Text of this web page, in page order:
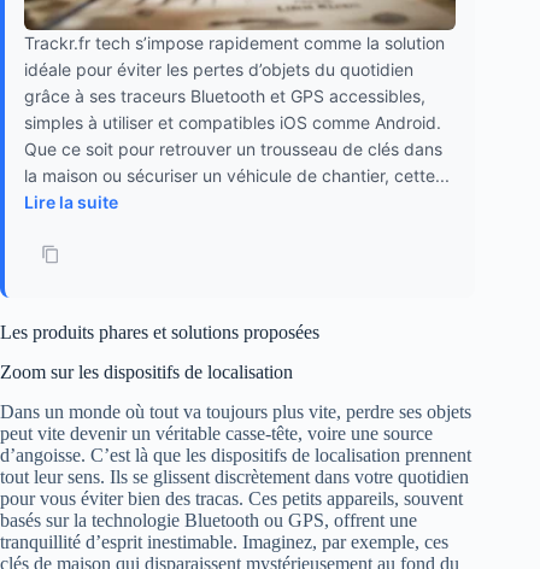
Trackr.fr tech s’impose rapidement comme la solution
idéale pour éviter les pertes d’objets du quotidien
grâce à ses traceurs Bluetooth et GPS accessibles,
simples à utiliser et compatibles iOS comme Android.
Que ce soit pour retrouver un trousseau de clés dans
la maison ou sécuriser un véhicule de chantier, cette...
Lire la suite
Les produits phares et solutions proposées
Zoom sur les dispositifs de localisation
Dans un monde où tout va toujours plus vite, perdre ses objets
peut vite devenir un véritable casse-tête, voire une source
d’angoisse. C’est là que les dispositifs de localisation prennent
tout leur sens. Ils se glissent discrètement dans votre quotidien
pour vous éviter bien des tracas. Ces petits appareils, souvent
basés sur la technologie Bluetooth ou GPS, offrent une
tranquillité d’esprit inestimable. Imaginez, par exemple, ces
clés de maison qui disparaissent mystérieusement au fond du